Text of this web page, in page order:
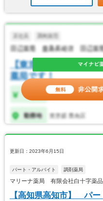
更新日：2023年6月15日
パート・アルバイト 調剤薬局
マリーナ薬局 有限会社白十字薬
【高知県高知市】 パ